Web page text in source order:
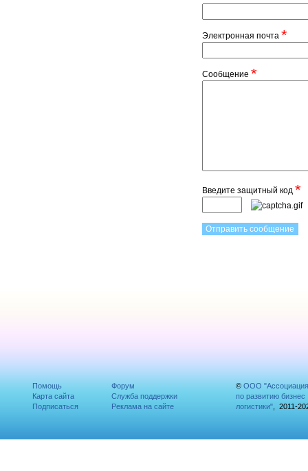
Электронная почта *
Сообщение *
Введите защитный код *
Помощь
Карта сайта
Подписаться
Форум
Служба поддержки
Реклама на сайте
© ООО "Ассоциация
по развитию бизнес
логистики", 2011-